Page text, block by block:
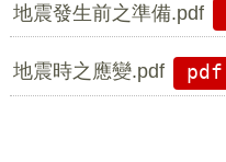
地震發生前之準備.pdf
地震時之應變.pdf pdf